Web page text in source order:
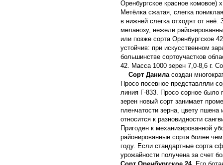
Оренбургское красное комовое)
Метёлка сжатая, слегка
в нижней слегка отходят от неё.
меланозу, нежели
или позже сорта Оренбургское
устойчив: при искусственном
большинстве сортоучастков
42. Масса 1000 зерен 7,0-8,6 г.
Сорт Данила создан
Просо посевное представляли
линия Г-833. Просо сорное было
зерен новый сорт занимает
пленчатости зерна, цвету
относится к разновидности
Пригоден к механизированной
районированные сорта более
году. Если стандартные сорта
урожайности получена за счет